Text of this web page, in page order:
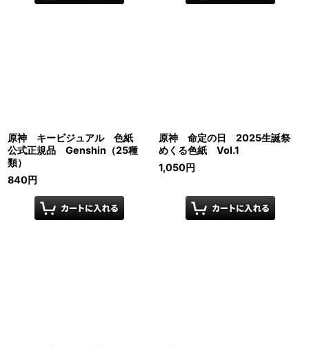
原神 キービジュアル 色紙
公式正規品 Genshin（25種
類）
840円
原神 命定の日 2025生誕祭
めくる色紙 Vol.1
1,050円